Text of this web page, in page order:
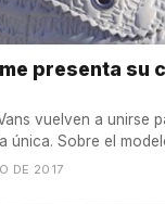
presenta su
vuelven a unirse
única. Sobre el
DE 2017